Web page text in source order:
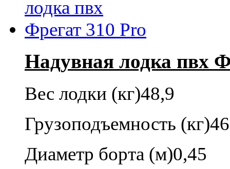
Надувная лодка пвх
Вес лодки (кг)48,9
Грузоподъемность (кг)
Диаметр борта (м)0,45